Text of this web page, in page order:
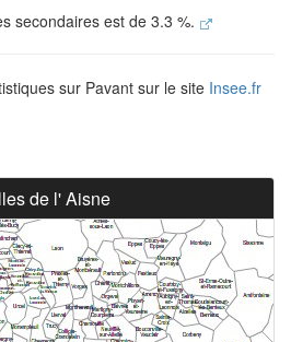
secondaires est de 3.3 %.
sur Pavant sur le site Insee.fr
de l' Aisne